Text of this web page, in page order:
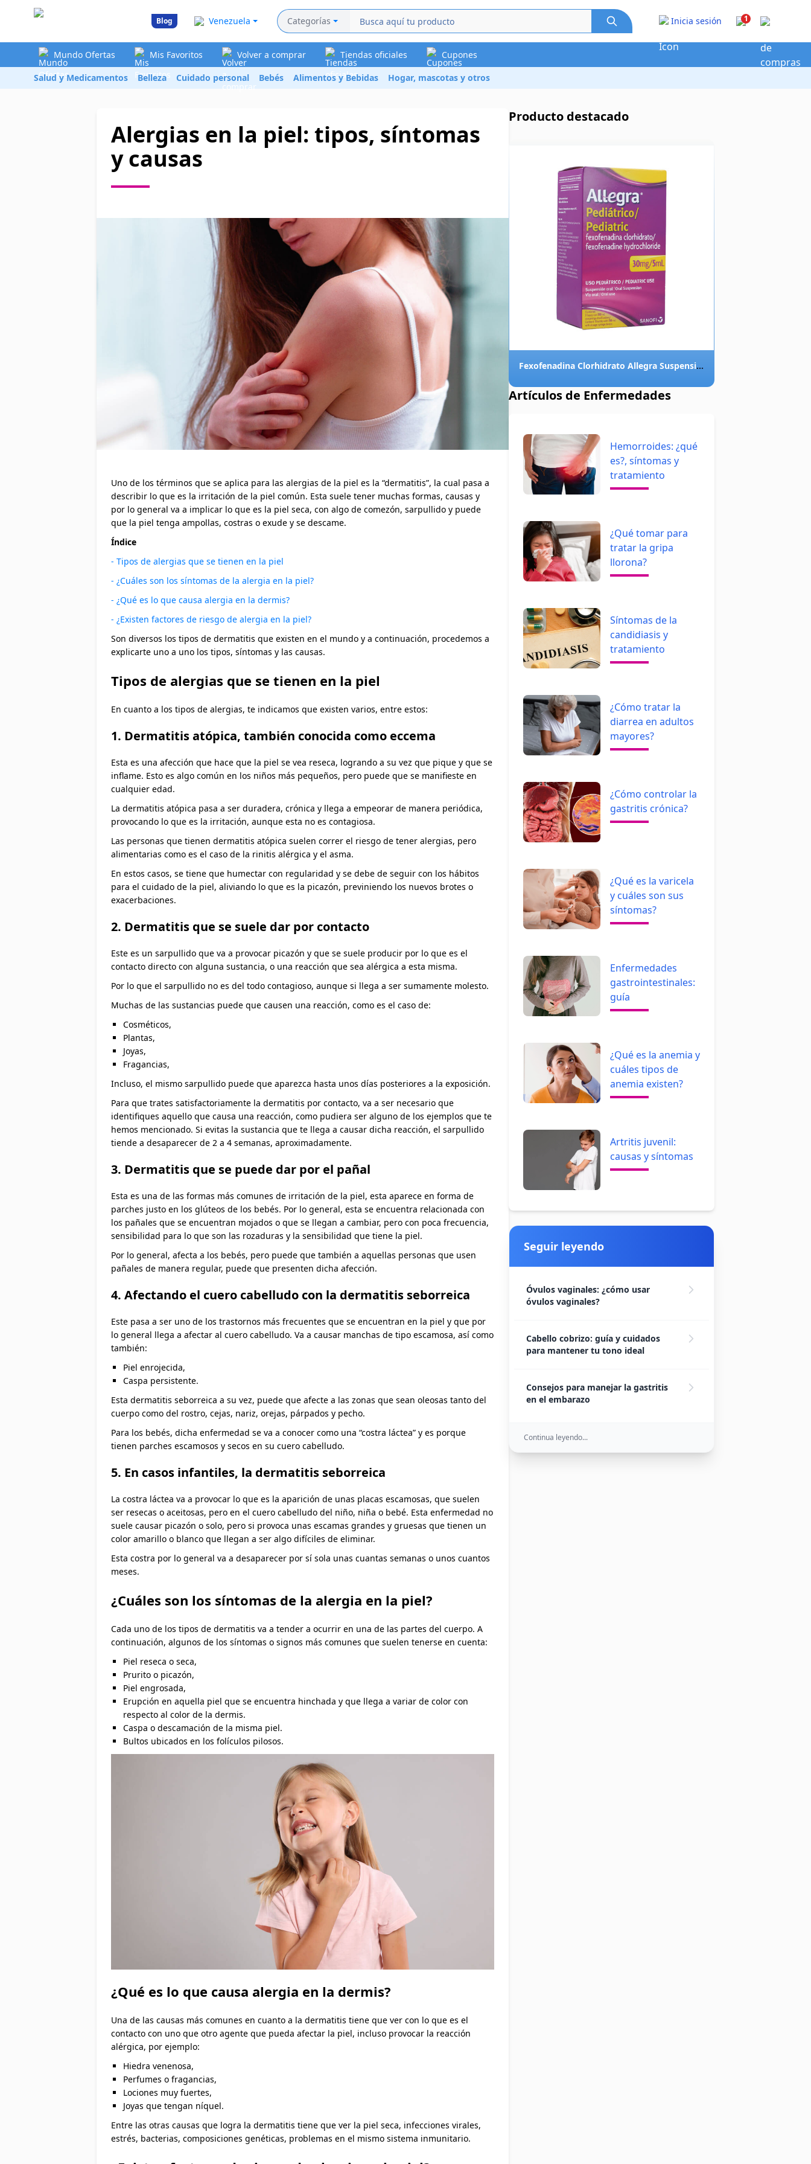
Blog Venezuela Categorías Inicia sesión 1
Mundo Ofertas Mis Favoritos Volver a comprar Tiendas oficiales Cupones
Salud y Medicamentos Belleza Cuidado personal Bebés Alimentos y Bebidas Hogar, mascotas y otros
Alergias en la piel: tipos, síntomas
y causas
Uno de los términos que se aplica para las alergias de la piel es la “dermatitis”, la cual pasa a
describir lo que es la irritación de la piel común. Esta suele tener muchas formas, causas y
por lo general va a implicar lo que es la piel seca, con algo de comezón, sarpullido y puede
que la piel tenga ampollas, costras o exude y se descame.
Índice
- Tipos de alergias que se tienen en la piel
- ¿Cuáles son los síntomas de la alergia en la piel?
- ¿Qué es lo que causa alergia en la dermis?
- ¿Existen factores de riesgo de alergia en la piel?
Son diversos los tipos de dermatitis que existen en el mundo y a continuación, procedemos a
explicarte uno a uno los tipos, síntomas y las causas.
Tipos de alergias que se tienen en la piel
En cuanto a los tipos de alergias, te indicamos que existen varios, entre estos:
1. Dermatitis atópica, también conocida como eccema
Esta es una afección que hace que la piel se vea reseca, logrando a su vez que pique y que se
inflame. Esto es algo común en los niños más pequeños, pero puede que se manifieste en
cualquier edad.
La dermatitis atópica pasa a ser duradera, crónica y llega a empeorar de manera periódica,
provocando lo que es la irritación, aunque esta no es contagiosa.
Las personas que tienen dermatitis atópica suelen correr el riesgo de tener alergias, pero
alimentarias como es el caso de la rinitis alérgica y el asma.
En estos casos, se tiene que humectar con regularidad y se debe de seguir con los hábitos
para el cuidado de la piel, aliviando lo que es la picazón, previniendo los nuevos brotes o
exacerbaciones.
2. Dermatitis que se suele dar por contacto
Este es un sarpullido que va a provocar picazón y que se suele producir por lo que es el
contacto directo con alguna sustancia, o una reacción que sea alérgica a esta misma.
Por lo que el sarpullido no es del todo contagioso, aunque si llega a ser sumamente molesto.
Muchas de las sustancias puede que causen una reacción, como es el caso de:
Cosméticos,
Plantas,
Joyas,
Fragancias,
Incluso, el mismo sarpullido puede que aparezca hasta unos días posteriores a la exposición.
Para que trates satisfactoriamente la dermatitis por contacto, va a ser necesario que
identifiques aquello que causa una reacción, como pudiera ser alguno de los ejemplos que te
hemos mencionado. Si evitas la sustancia que te llega a causar dicha reacción, el sarpullido
tiende a desaparecer de 2 a 4 semanas, aproximadamente.
3. Dermatitis que se puede dar por el pañal
Esta es una de las formas más comunes de irritación de la piel, esta aparece en forma de
parches justo en los glúteos de los bebés. Por lo general, esta se encuentra relacionada con
los pañales que se encuentran mojados o que se llegan a cambiar, pero con poca frecuencia,
sensibilidad para lo que son las rozaduras y la sensibilidad que tiene la piel.
Por lo general, afecta a los bebés, pero puede que también a aquellas personas que usen
pañales de manera regular, puede que presenten dicha afección.
4. Afectando el cuero cabelludo con la dermatitis seborreica
Este pasa a ser uno de los trastornos más frecuentes que se encuentran en la piel y que por
lo general llega a afectar al cuero cabelludo. Va a causar manchas de tipo escamosa, así como
también:
Piel enrojecida,
Caspa persistente.
Esta dermatitis seborreica a su vez, puede que afecte a las zonas que sean oleosas tanto del
cuerpo como del rostro, cejas, nariz, orejas, párpados y pecho.
Para los bebés, dicha enfermedad se va a conocer como una “costra láctea” y es porque
tienen parches escamosos y secos en su cuero cabelludo.
5. En casos infantiles, la dermatitis seborreica
La costra láctea va a provocar lo que es la aparición de unas placas escamosas, que suelen
ser resecas o aceitosas, pero en el cuero cabelludo del niño, niña o bebé. Esta enfermedad no
suele causar picazón o solo, pero si provoca unas escamas grandes y gruesas que tienen un
color amarillo o blanco que llegan a ser algo difíciles de eliminar.
Esta costra por lo general va a desaparecer por sí sola unas cuantas semanas o unos cuantos
meses.
¿Cuáles son los síntomas de la alergia en la piel?
Cada uno de los tipos de dermatitis va a tender a ocurrir en una de las partes del cuerpo. A
continuación, algunos de los síntomas o signos más comunes que suelen tenerse en cuenta:
Piel reseca o seca,
Prurito o picazón,
Piel engrosada,
Erupción en aquella piel que se encuentra hinchada y que llega a variar de color con
respecto al color de la dermis.
Caspa o descamación de la misma piel.
Bultos ubicados en los folículos pilosos.
¿Qué es lo que causa alergia en la dermis?
Una de las causas más comunes en cuanto a la dermatitis tiene que ver con lo que es el
contacto con uno que otro agente que pueda afectar la piel, incluso provocar la reacción
alérgica, por ejemplo:
Hiedra venenosa,
Perfumes o fragancias,
Lociones muy fuertes,
Joyas que tengan níquel.
Entre las otras causas que logra la dermatitis tiene que ver la piel seca, infecciones virales,
estrés, bacterias, composiciones genéticas, problemas en el mismo sistema inmunitario.
Producto destacado
Fexofenadina Clorhidrato Allegra Suspensión 30Mg/5Ml X 150 Ml
Artículos de Enfermedades
Hemorroides: ¿qué
es?, síntomas y
tratamiento
¿Qué tomar para
tratar la gripa
llorona?
Síntomas de la
candidiasis y
tratamiento
¿Cómo tratar la
diarrea en adultos
mayores?
¿Cómo controlar la
gastritis crónica?
¿Qué es la varicela
y cuáles son sus
síntomas?
Enfermedades
gastrointestinales:
guía
¿Qué es la anemia y
cuáles tipos de
anemia existen?
Artritis juvenil:
causas y síntomas
Seguir leyendo
Óvulos vaginales: ¿cómo usar
óvulos vaginales?
Cabello cobrizo: guía y cuidados
para mantener tu tono ideal
Consejos para manejar la gastritis
en el embarazo
Continua leyendo...